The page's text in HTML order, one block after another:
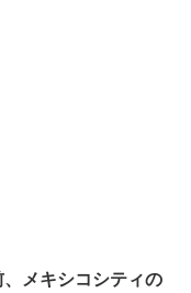
メキシコシティの